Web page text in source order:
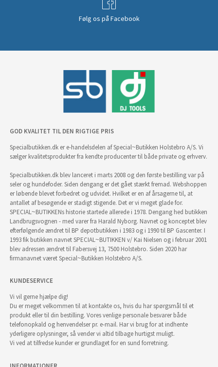
Følg os på Facebook
GOD KVALITET TIL DEN RIGTIGE PRIS
Specialbutikken.dk er e-handelsdelen af Special~Butikken Holstebro A/S. Vi
sælger kvalitetsprodukter fra kendte producenter til både private og erhverv.
Specialbutikken.dk blev lanceret i marts 2008 og den første bestilling var på
seler og hundefoder. Siden dengang er det gået stærkt fremad. Webshoppen
er løbende blevet forbedret og udvidet. Hvilket er en af årsagerne til, at
antallet af besøgende er stadigt stigende. Det er vi meget glade for.
SPECIAL~BUTIKKENs historie startede allerede i 1978. Dengang hed butikken
Landbrugsvognen - med varer fra Harald Nyborg. Navnet og konceptet blev
efterfølgende ændret til BP depotbutikken i 1983 og i 1990 til BP Gascenter. I
1993 fik butikken navnet SPECIAL~BUTIKKEN v/ Kai Nielsen og i februar 2001
blev adressen ændret til Fabersvej 13, 7500 Holstebro. Siden 2020 har
firmanavnet været Special~Butikken Holstebro A/S.
KUNDESERVICE
Vi vil gerne hjælpe dig!
Du er meget velkommen til at kontakte os, hvis du har spørgsmål til et
produkt eller til din bestilling. Vores venlige personale besvarer både
telefonopkald og henvendelser pr. e-mail. Har vi brug for at indhente
yderligere oplysninger, så vender vi altid tilbage hurtigst muligt.
Vi ved at tilfredse kunder er grundlaget for en sund forretning.